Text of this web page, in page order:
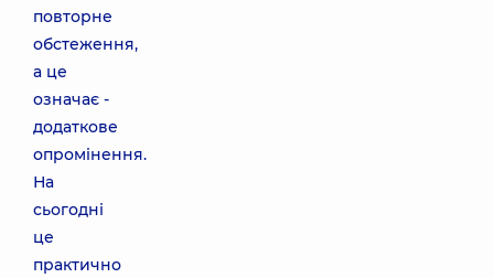
повторне
обстеження,
а це
означає -
додаткове
опромінення.
На
сьогодні
це
практично